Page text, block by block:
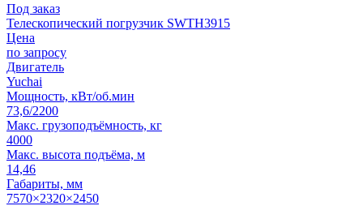
Под заказ
Телескопический погрузчик SWTH3915
Цена
по запросу
Двигатель
Yuchai
Мощность, кВт/об.мин
73,6/2200
Макс. грузоподъёмность, кг
4000
Макс. высота подъёма, м
14,46
Габариты, мм
7570×2320×2450